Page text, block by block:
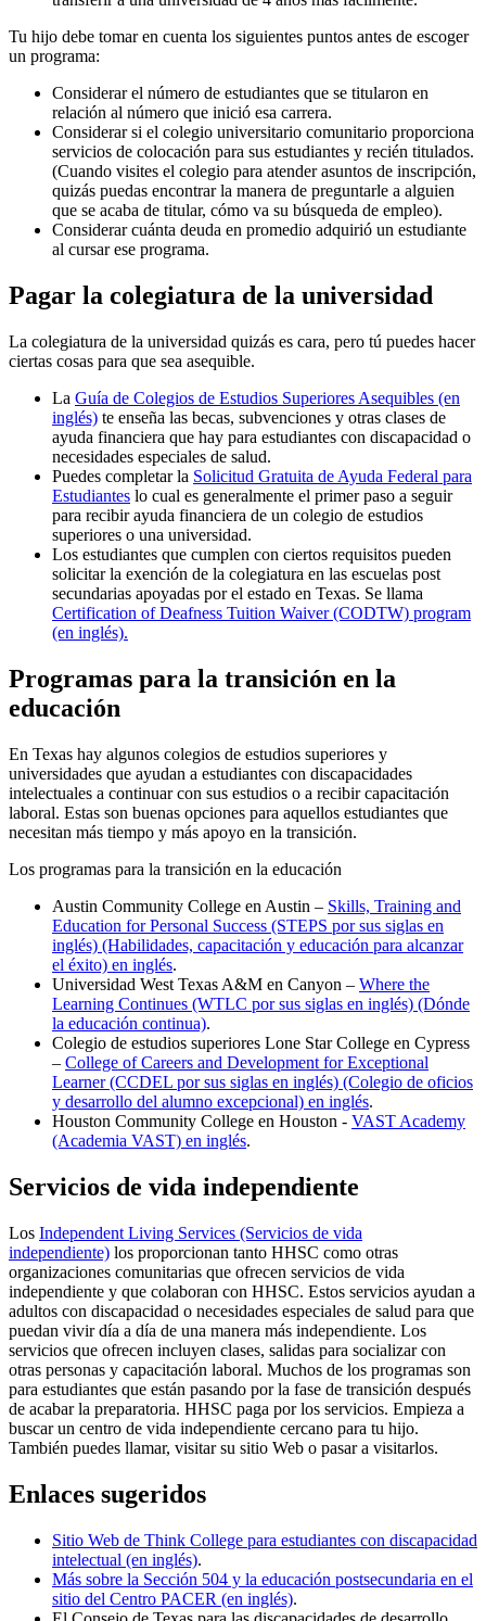
Tu hijo debe tomar en cuenta los siguientes puntos antes de escoger
un programa:
Considerar el número de estudiantes que se titularon en
relación al número que inició esa carrera.
Considerar si el colegio universitario comunitario proporciona
servicios de colocación para sus estudiantes y recién titulados.
(Cuando visites el colegio para atender asuntos de inscripción,
quizás puedas encontrar la manera de preguntarle a alguien
que se acaba de titular, cómo va su búsqueda de empleo).
Considerar cuánta deuda en promedio adquirió un estudiante
al cursar ese programa.
Pagar la colegiatura de la universidad
La colegiatura de la universidad quizás es cara, pero tú puedes hacer
ciertas cosas para que sea asequible.
La Guía de Colegios de Estudios Superiores Asequibles (en
inglés) te enseña las becas, subvenciones y otras clases de
ayuda financiera que hay para estudiantes con discapacidad o
necesidades especiales de salud.
Puedes completar la Solicitud Gratuita de Ayuda Federal para
Estudiantes lo cual es generalmente el primer paso a seguir
para recibir ayuda financiera de un colegio de estudios
superiores o una universidad.
Los estudiantes que cumplen con ciertos requisitos pueden
solicitar la exención de la colegiatura en las escuelas post
secundarias apoyadas por el estado en Texas. Se llama
Certification of Deafness Tuition Waiver (CODTW) program
(en inglés).
Programas para la transición en la
educación
En Texas hay algunos colegios de estudios superiores y
universidades que ayudan a estudiantes con discapacidades
intelectuales a continuar con sus estudios o a recibir capacitación
laboral. Estas son buenas opciones para aquellos estudiantes que
necesitan más tiempo y más apoyo en la transición.
Los programas para la transición en la educación
Austin Community College en Austin – Skills, Training and
Education for Personal Success (STEPS por sus siglas en
inglés) (Habilidades, capacitación y educación para alcanzar
el éxito) en inglés.
Universidad West Texas A&M en Canyon – Where the
Learning Continues (WTLC por sus siglas en inglés) (Dónde
la educación continua).
Colegio de estudios superiores Lone Star College en Cypress
– College of Careers and Development for Exceptional
Learner (CCDEL por sus siglas en inglés) (Colegio de oficios
y desarrollo del alumno excepcional) en inglés.
Houston Community College en Houston - VAST Academy
(Academia VAST) en inglés.
Servicios de vida independiente
Los Independent Living Services (Servicios de vida
independiente) los proporcionan tanto HHSC como otras
organizaciones comunitarias que ofrecen servicios de vida
independiente y que colaboran con HHSC. Estos servicios ayudan a
adultos con discapacidad o necesidades especiales de salud para que
puedan vivir día a día de una manera más independiente. Los
servicios que ofrecen incluyen clases, salidas para socializar con
otras personas y capacitación laboral. Muchos de los programas son
para estudiantes que están pasando por la fase de transición después
de acabar la preparatoria. HHSC paga por los servicios. Empieza a
buscar un centro de vida independiente cercano para tu hijo.
También puedes llamar, visitar su sitio Web o pasar a visitarlos.
Enlaces sugeridos
Sitio Web de Think College para estudiantes con discapacidad
intelectual (en inglés).
Más sobre la Sección 504 y la educación postsecundaria en el
sitio del Centro PACER (en inglés).